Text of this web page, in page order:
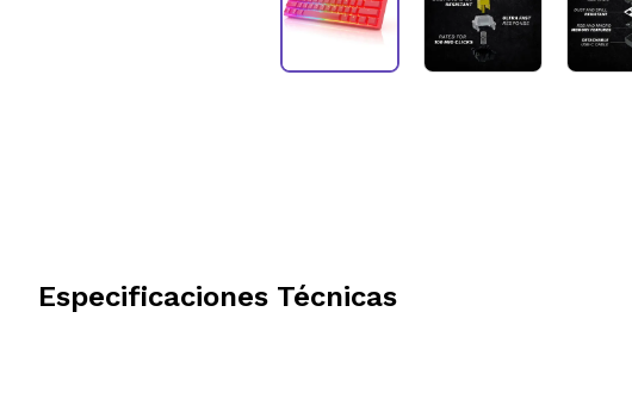
Especificaciones Técnicas